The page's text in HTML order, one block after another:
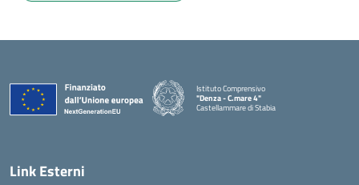
Istituto Comprensivo
"Denza - C.mare 4"
Castellammare di Stabia
Link Esterni